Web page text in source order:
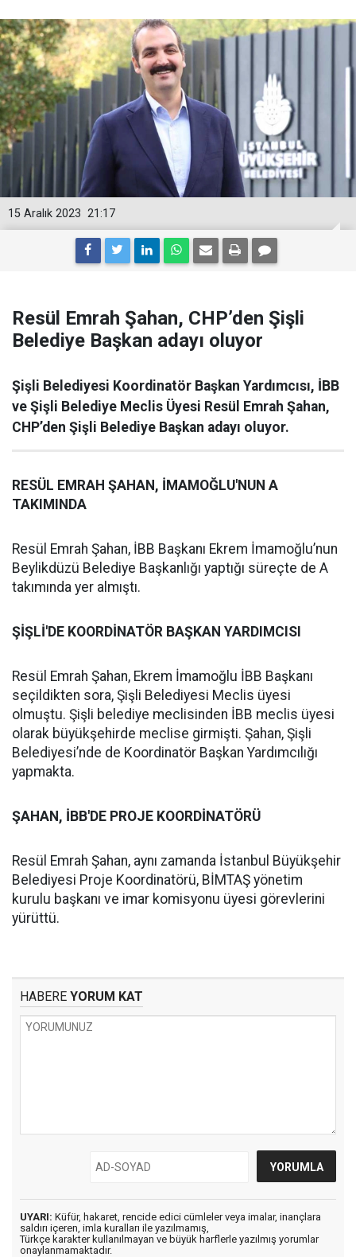
21:17
15 Aralık 2023
Resül Emrah Şahan, CHP’den Şişli
Belediye Başkan adayı oluyor
Şişli Belediyesi Koordinatör Başkan Yardımcısı, İBB
ve Şişli Belediye Meclis Üyesi Resül Emrah Şahan,
CHP’den Şişli Belediye Başkan adayı oluyor.
RESÜL EMRAH ŞAHAN, İMAMOĞLU'NUN A
TAKIMINDA
Resül Emrah Şahan, İBB Başkanı Ekrem İmamoğlu’nun
Beylikdüzü Belediye Başkanlığı yaptığı süreçte de A
takımında yer almıştı.
ŞİŞLİ'DE KOORDİNATÖR BAŞKAN YARDIMCISI
Resül Emrah Şahan, Ekrem İmamoğlu İBB Başkanı
seçildikten sora, Şişli Belediyesi Meclis üyesi
olmuştu. Şişli belediye meclisinden İBB meclis üyesi
olarak büyükşehirde meclise girmişti. Şahan, Şişli
Belediyesi’nde de Koordinatör Başkan Yardımcılığı
yapmakta.
ŞAHAN, İBB'DE PROJE KOORDİNATÖRÜ
Resül Emrah Şahan, aynı zamanda İstanbul Büyükşehir
Belediyesi Proje Koordinatörü, BİMTAŞ yönetim
kurulu başkanı ve imar komisyonu üyesi görevlerini
yürüttü.
HABERE YORUM KAT
UYARI: Küfür, hakaret, rencide edici cümleler veya imalar, inançlara
saldırı içeren, imla kuralları ile yazılmamış,
Türkçe karakter kullanılmayan ve büyük harflerle yazılmış yorumlar
onaylanmamaktadır.